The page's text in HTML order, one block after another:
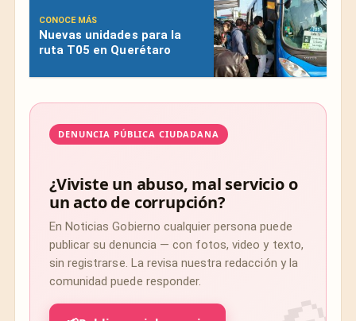
CONOCE MÁS
Nuevas unidades para la
ruta T05 en Querétaro
DENUNCIA PÚBLICA CIUDADANA
¿Viviste un abuso, mal servicio o
un acto de corrupción?
En Noticias Gobierno cualquier persona puede
publicar su denuncia — con fotos, video y texto,
sin registrarse. La revisa nuestra redacción y la
comunidad puede responder.